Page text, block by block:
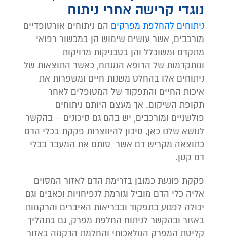
נוגדי קרישה אחרי ניתוח
ניתוחים להחלפת מפרקים הם ניתוחים אורטופדיים
מורכבים, אשר עושים שימוש הן במכשור רפואי
מתקדם ומשוכלל והן בטכניקות מדויקות
ומתקדמות של הרופא המנתח, כאשר התוצאות של
ניתוחים אלו בהחלט משנות חיים ומשפרות את
איכות החיים והתפקוד של המטופלים לאחר
תקופת השיקום. אך מעצם היותם ניתוחים
פולשניים ומורכבים, יש בהם גם סיכונים – בהקשר
לנושא שלנו כאן, סיכון להיווצרות פקקת בכלי הדם
כתוצאה מקריש דם אשר סותם את המעבר בכלי
דם קטן.
פקקת פוגעת כמובן בזרימת הדם לאזור המסוים
אליה כלי הדם מוביל וגורמת לנפיחויות וכאבים וגם
יכולה לפגוע בתפקוד ובבריאות האיברים והרקמות
באזור ובהקשר לניתוח החלפת מפרק, גם בתהליך
קליטת המפרק המלאכותי והחלמת הרקמה באזור